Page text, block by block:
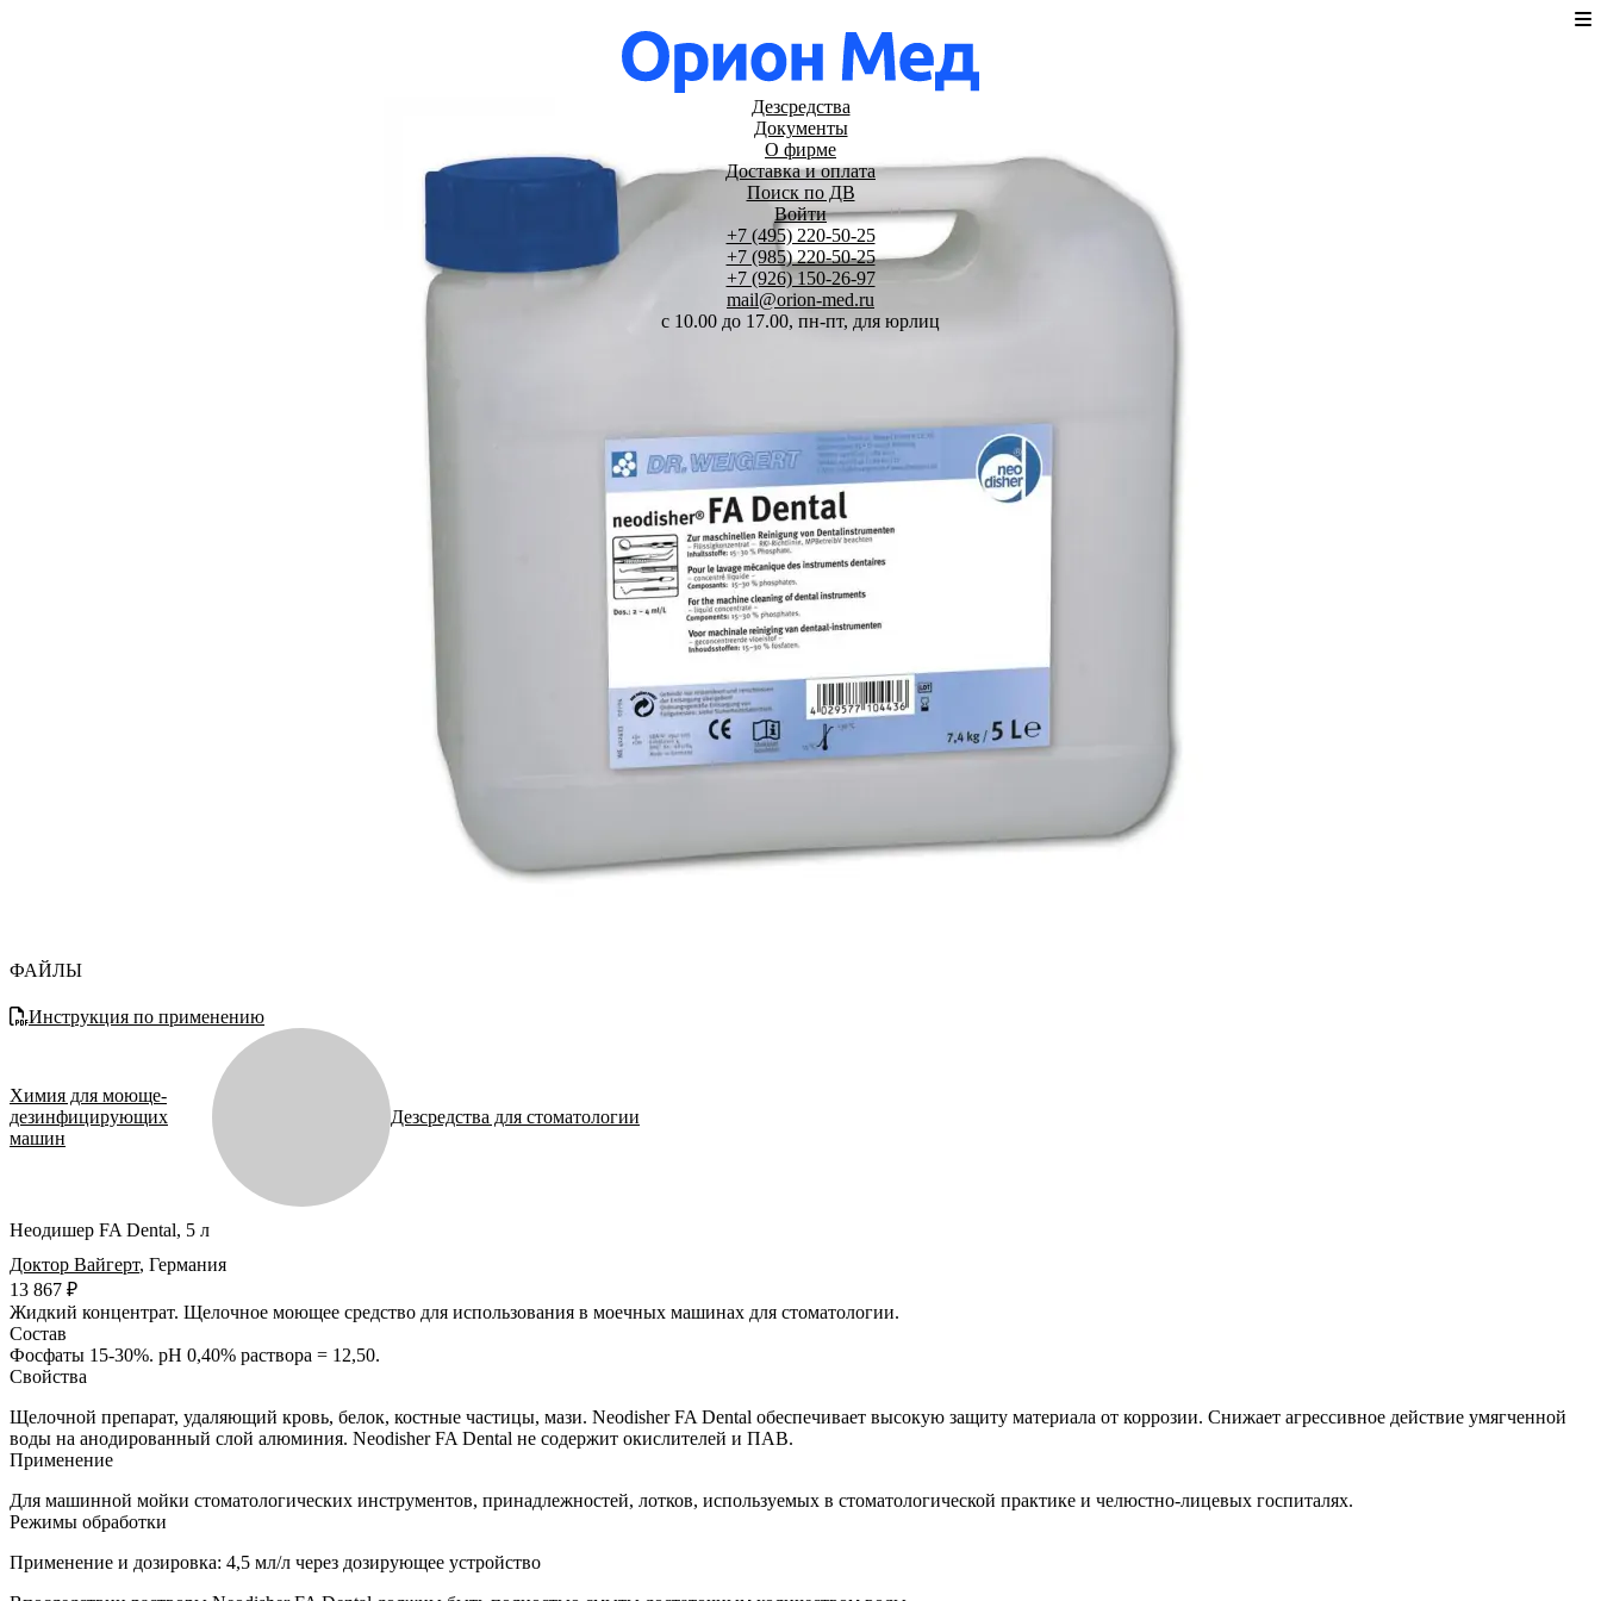
Дезсредства
Документы
О фирме
Доставка и оплата
Поиск по ДВ
Войти
+7 (495) 220-50-25
+7 (985) 220-50-25
+7 (926) 150-26-97
mail@orion-med.ru
c 10.00 до 17.00, пн-пт, для юрлиц
ФАЙЛЫ
Инструкция по применению
Химия для моюще-
дезинфицирующих
машин
Дезсредства для стоматологии
Неодишер FA Dental, 5 л
Доктор Вайгерт, Германия
Жидкий концентрат. Щелочное моющее средство для использования в моечных машинах для стоматологии.
Состав
Фосфаты 15-30%. pH 0,40% раствора = 12,50.
Свойства
Щелочной препарат, удаляющий кровь, белок, костные частицы, мази. Neodisher FA Dental обеспечивает высокую защиту материала от коррозии. Снижает агрессивное действие умягченной
воды на анодированный слой алюминия. Neodisher FA Dental не содержит окислителей и ПАВ.
Применение
Для машинной мойки стоматологических инструментов, принадлежностей, лотков, используемых в стоматологической практике и челюстно-лицевых госпиталях.
Режимы обработки
Применение и дозировка: 4,5 мл/л через дозирующее устройство
13 867 ₽